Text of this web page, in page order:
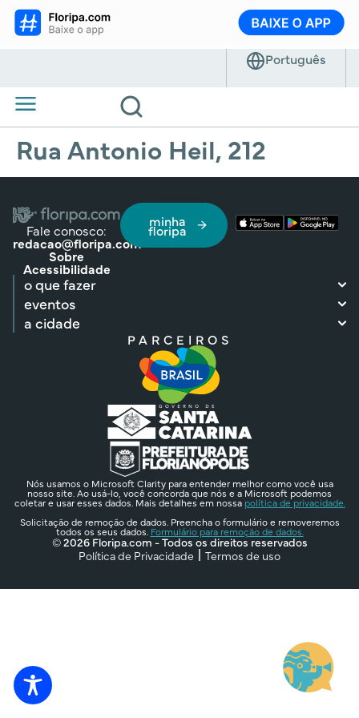
Rua Antonio Heil, 212
Fale conosco:
redacao@floripa.com
Sobre
Acessibilidade
minha
floripa
o que fazer
eventos
a cidade
PARCEIROS
Nós usamos o Microsoft Clarity para entender melhor como você usa
nosso site. Ao usá-lo, você concorda que nós e a Microsoft podemos
coletar e usar esses dados. Mais detalhes em nossa política de privacidade.
Solicitação de remoção de dados. Preencha o formulário e removeremos
todos os seus dados. Formulário para remoção de dados.
© 2026 Floripa.com - Todos os direitos reservados
Política de Privacidade
Termos de uso